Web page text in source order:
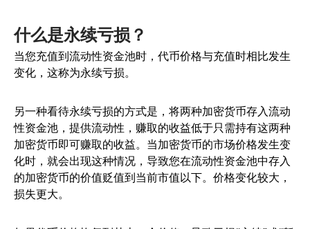
什么是永续亏损？
当您充值到流动性资金池时，代币价格与充值时相比发生
变化，这称为永续亏损。
另一种看待永续亏损的方式是，将两种加密货币存入流动
性资金池，提供流动性，赚取的收益低于只需持有这两种
加密货币即可赚取的收益。当加密货币的市场价格发生变
化时，就会出现这种情况，导致您在流动性资金池中存入
的加密货币的价值贬值到当前市值以下。价格变化较大，
损失更大。